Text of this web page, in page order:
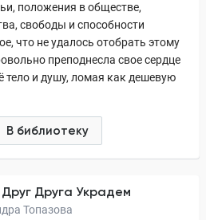
положения в обществе,
свободы и способности
что не удалось отобрать этому
преподнесла свое сердце
и душу, ломая как дешевую
В библиотеку
Друга Украдем
Топазова